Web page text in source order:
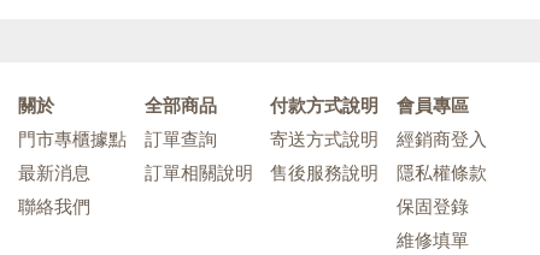
關於
門市專櫃據點
最新消息
聯絡我們
全部商品
訂單查詢
訂單相關說明
付款方式說明
寄送方式說明
售後服務說明
會員專區
經銷商登入
隱私權條款
保固登錄
維修填單